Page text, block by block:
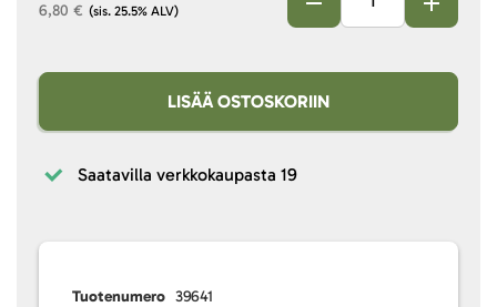
(sis. 25.5% ALV)
6,80 €
LISÄÄ OSTOSKORIIN
Saatavilla verkkokaupasta 19
Tuotenumero 39641